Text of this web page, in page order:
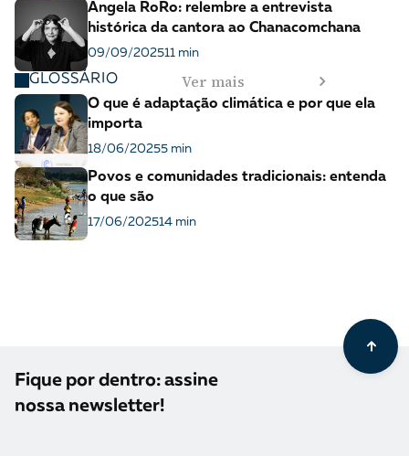
Angela RoRo: relembre a entrevista
histórica da cantora ao Chanacomchana
09/09/202511 min
GLOSSÁRIO Ver mais
O que é adaptação climática e por que ela
importa
18/06/20255 min
Povos e comunidades tradicionais: entenda
o que são
17/06/202514 min
Fique por dentro: assine
nossa newsletter!